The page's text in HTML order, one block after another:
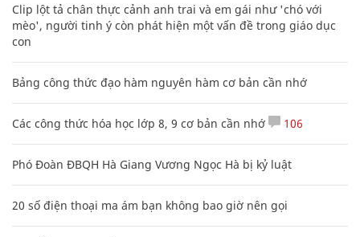
Clip lột tả chân thực cảnh anh trai và em gái như 'chó với
mèo', người tinh ý còn phát hiện một vấn đề trong giáo dục
con
Bảng công thức đạo hàm nguyên hàm cơ bản cần nhớ
Các công thức hóa học lớp 8, 9 cơ bản cần nhớ 106
Phó Đoàn ĐBQH Hà Giang Vương Ngọc Hà bị kỷ luật
20 số điện thoại ma ám bạn không bao giờ nên gọi